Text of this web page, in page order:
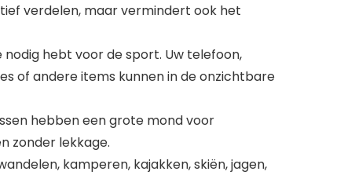
verdelen, maar vermindert ook het
hebt voor de sport. Uw telefoon,
of andere items kunnen in de onzichtbare
hebben een grote mond voor
zonder lekkage.
kamperen, kajakken, skiën, jagen,